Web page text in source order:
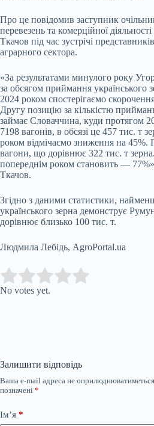
Про це повідомив заступник
перевезень та комерційної
Ткачов під час зустрічі
аграрного сектора.
«За результатами минулого року
за обсягом приймання українського
2024 роком спостерігаємо
Другу позицію за кількістю
займає Словаччина, куди протягом
7198 вагонів, в обсязі це 457 тис. т
роком відмічаємо зниження на
вагони, що дорівнює 322 тис. т
попереднім роком становить —
Ткачов.
Згідно з даними статистики,
українського зерна демонструє
дорівнює близько 100 тис. т.
Людмила Лебідь, AgroPortal.ua
Rate this item:
No votes yet.
Залишити відповідь
Ваша e-mail адреса не оприлюднюватиметься.
позначені *
Ім’я *